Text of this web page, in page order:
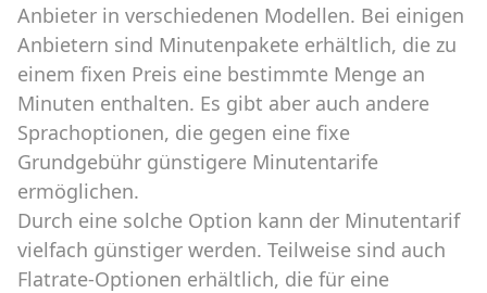
Anbieter in verschiedenen Modellen. Bei einigen
Anbietern sind Minutenpakete erhältlich, die zu
einem fixen Preis eine bestimmte Menge an
Minuten enthalten. Es gibt aber auch andere
Sprachoptionen, die gegen eine fixe
Grundgebühr günstigere Minutentarife
ermöglichen.
Durch eine solche Option kann der Minutentarif
vielfach günstiger werden. Teilweise sind auch
Flatrate-Optionen erhältlich, die für eine